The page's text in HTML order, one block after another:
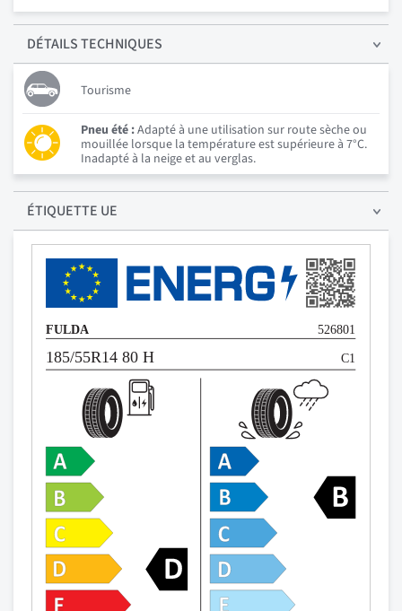
DÉTAILSTECHNIQUES
Tourisme
Pneu été :Adapté à une utilisation sur route sèche ou
mouillée lorsque la température est supérieure à 7°C.
Inadapté à la neige et au verglas.
ÉTIQUETTE UE